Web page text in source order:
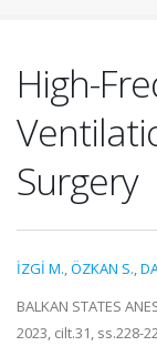
High-
Surgery
İZGİ M.,ÖZKAN S.,
BALKAN STATES
2023, cilt.31, ss.228-